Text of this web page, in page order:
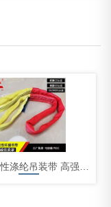
两头扣柔性涤纶吊装带 高强度彩色吊装带